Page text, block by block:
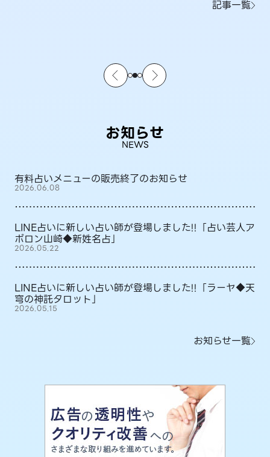
記事一覧
お知らせ
NEWS
有料占いメニューの販売終了のお知らせ
2026.06.08
LINE占いに新しい占い師が登場しました!!「占い芸人ア
ポロン山崎◆新姓名占」
2026.05.22
LINE占いに新しい占い師が登場しました!!「ラーヤ◆天
穹の神託タロット」
2026.05.15
お知らせ一覧